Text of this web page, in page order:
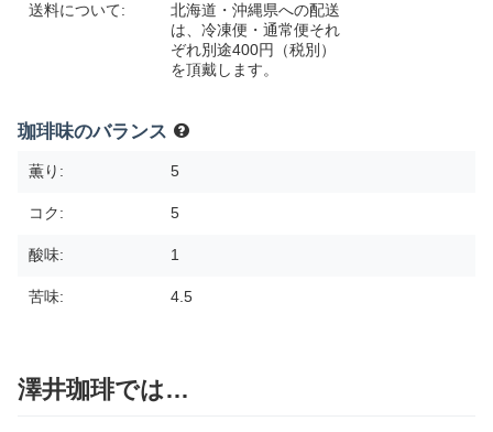
送料について:
北海道・沖縄県への配送
は、冷凍便・通常便それ
ぞれ別途400円（税別）
を頂戴します。
珈琲味のバランス
薫り: 5
コク: 5
酸味: 1
苦味: 4.5
澤井珈琲では…